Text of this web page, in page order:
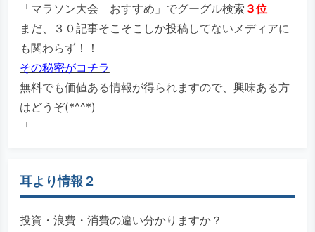
「マラソン大会 おすすめ」でグーグル検索 ３位
まだ、３０記事そこそこしか投稿してないメディアに
も関わらず！！
その秘密がコチラ
無料でも価値ある情報が得られますので、興味ある方
はどうぞ(*^^*)
「
耳より情報２
投資・浪費・消費の違い分かりますか？